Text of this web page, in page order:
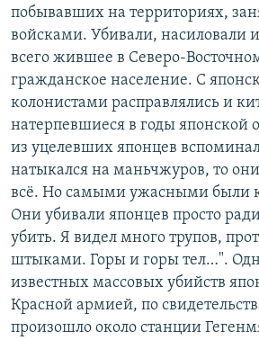
побывавших на территориях,
войсками. Убивали, насиловали
всего жившее в Северо-
гражданское население. С
колонистами расправлялись и
натерпевшиеся в годы японской
из уцелевших японцев
натыкался на маньчжуров, то
всё. Но самыми ужасными были
Они убивали японцев просто
убить. Я видел много трупов,
штыками. Горы и горы тел…".
известных массовых убийств
Красной армией, по
произошло около станции